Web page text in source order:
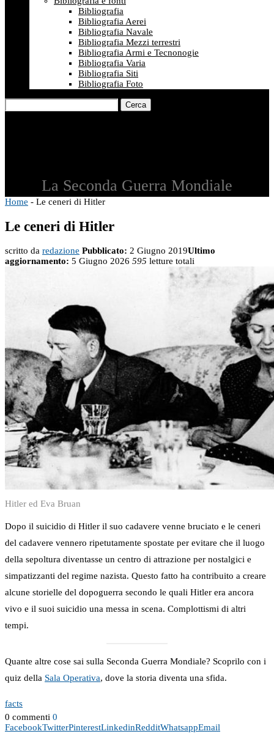
Bibliografia
Bibliografia Aerei
Bibliografia Navale
Bibliografia Mezzi terrestri
Bibliografia Armi e Tecnonogie
Bibliografia Varia
Bibliografia Siti
Bibliografia Foto
Cerca
La Seconda Guerra Mondiale
Home - Le ceneri di Hitler
Le ceneri di Hitler
scritto da redazione Pubblicato: 2 Giugno 2019Ultimo
aggiornamento: 5 Giugno 2026 595 letture totali
Hitler ed Eva Bruan
Dopo il suicidio di Hitler il suo cadavere venne bruciato e le ceneri
del cadavere vennero ripetutamente spostate per evitare che il luogo
della sepoltura diventasse un centro di attrazione per nostalgici e
simpatizzanti del regime nazista. Questo fatto ha contribuito a creare
alcune storielle del dopoguerra secondo le quali Hitler era ancora
vivo e il suoi suicidio una messa in scena. Complottismi di altri
tempi.
Quante altre cose sai sulla Seconda Guerra Mondiale? Scoprilo con i
quiz della Sala Operativa, dove la storia diventa una sfida.
facts
0 commenti 0
FacebookTwitterPinterestLinkedinRedditWhatsappEmail